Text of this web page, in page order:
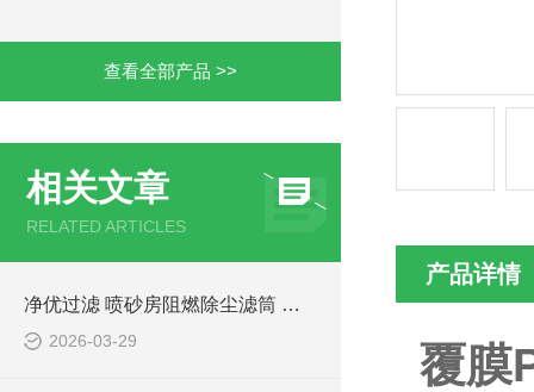
查看全部产品 >>
相关文章
RELATED ARTICLES
净优过滤 喷砂房阻燃除尘滤筒 环保排放达标
2026-03-29
产品详情
覆膜